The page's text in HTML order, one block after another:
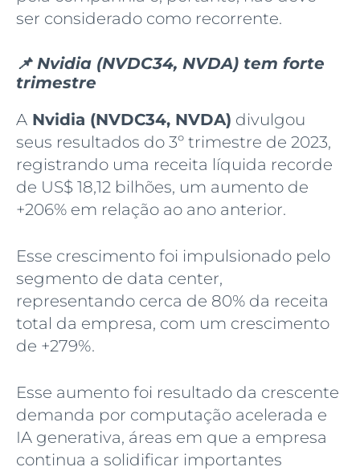
ser considerado como recorrente.
📌 Nvidia (NVDC34, NVDA) tem forte
trimestre
A Nvidia (NVDC34, NVDA) divulgou
seus resultados do 3º trimestre de 2023,
registrando uma receita líquida recorde
de US$ 18,12 bilhões, um aumento de
+206% em relação ao ano anterior.
Esse crescimento foi impulsionado pelo
segmento de data center,
representando cerca de 80% da receita
total da empresa, com um crescimento
de +279%.
Esse aumento foi resultado da crescente
demanda por computação acelerada e
IA generativa, áreas em que a empresa
continua a solidificar importantes